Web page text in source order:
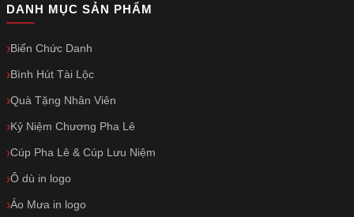
DANH MỤC SẢN PHẨM
Biển Chức Danh
Bình Hút Tài Lộc
Quà Tặng Nhân Viên
Kỷ Niệm Chương Pha Lê
Cúp Pha Lê & Cúp Lưu Niệm
Ô dù in logo
Áo Mưa in logo